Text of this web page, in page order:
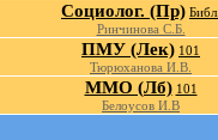
Социолог. (Пр) Библ.
Ринчинова С.Б.
ПМУ (Лек) 101
Тюрюханова И.В.
ММО (Лб) 101
Белоусов И.В